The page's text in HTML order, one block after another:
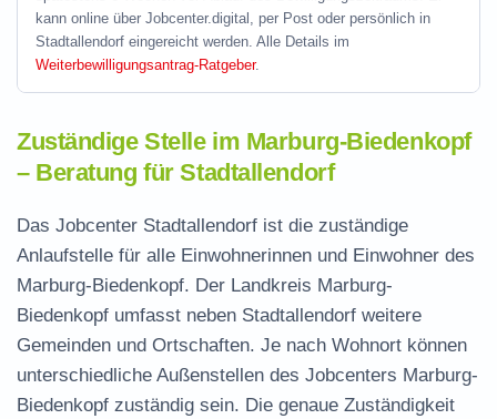
kann online über Jobcenter.digital, per Post oder persönlich in
Stadtallendorf eingereicht werden. Alle Details im
Weiterbewilligungsantrag-Ratgeber.
Zuständige Stelle im Marburg-Biedenkopf
– Beratung für Stadtallendorf
Das Jobcenter Stadtallendorf ist die zuständige
Anlaufstelle für alle Einwohnerinnen und Einwohner des
Marburg-Biedenkopf. Der Landkreis Marburg-
Biedenkopf umfasst neben Stadtallendorf weitere
Gemeinden und Ortschaften. Je nach Wohnort können
unterschiedliche Außenstellen des Jobcenters Marburg-
Biedenkopf zuständig sein. Die genaue Zuständigkeit